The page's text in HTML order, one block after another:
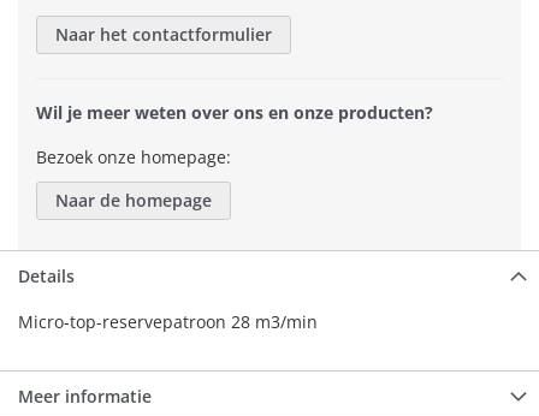
Naar het contactformulier
Wil je meer weten over ons en onze producten?
Bezoek onze homepage:
Naar de homepage
Details
Micro-top-reservepatroon 28 m3/min
Meer informatie